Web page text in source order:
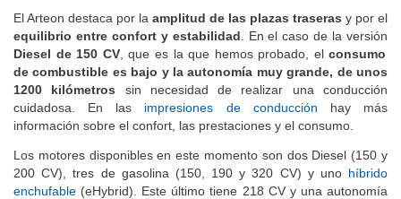
El Arteon destaca por la amplitud de las plazas traseras y por el
equilibrio entre confort y estabilidad . En el caso de la versión
Diesel de 150 CV, que es la que hemos probado, elconsumo
de combustible es bajo y la autonomía muy grande, de unos
1200 kilómetros sin necesidad de realizar una conducción
cuidadosa. En las impresiones de conducción hay más
información sobre el confort, las prestaciones y el consumo.
Los motores disponibles en este momento son dos Diesel (150 y
200 CV), tres de gasolina (150, 190 y 320 CV) y uno híbrido
enchufable (eHybrid). Este último tiene 218 CV y una autonomía